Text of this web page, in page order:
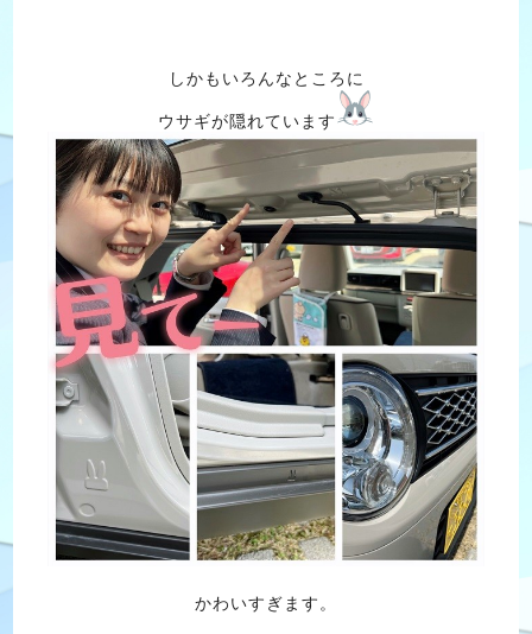
しかもいろんなところに
ウサギが隠れています
かわいすぎます。